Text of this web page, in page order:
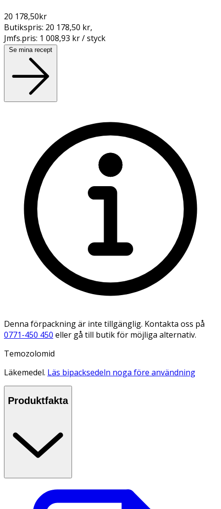
20 178,50kr
Butikspris: 20 178,50 kr,
Jmfs.pris: 1 008,93 kr / styck
Se mina recept
Denna förpackning är inte tillgänglig. Kontakta oss på
0771-450 450 eller gå till butik för möjliga alternativ.
Temozolomid
Läkemedel. Läs bipacksedeln noga före användning
Produktfakta